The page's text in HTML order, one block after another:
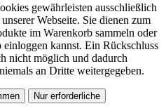
gewährleisten ausschließlich
Webseite. Sie dienen zum
im Warenkorb sammeln oder
kannst. Ein Rückschluss
nicht möglich und dadurch
an Dritte weitergegeben.
Nur erforderliche